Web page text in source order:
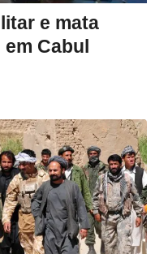
e mata
Cabul